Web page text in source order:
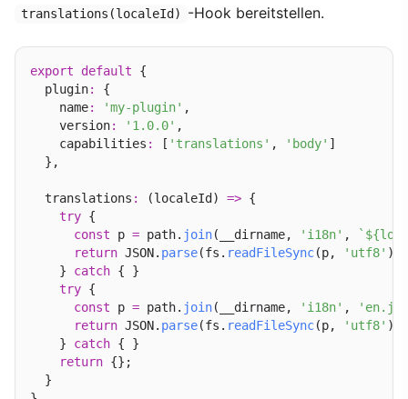
translations(localeId) -Hook bereitstellen.
export default {
  plugin
:
{
    name
: 'my-plugin' ,
    version
: '1.0.0' ,
    capabilities
: [ 'translations' , 'body' ]
  },
  translations
: (localeId) => {
try {
const p = path. join(__dirname, 'i18n' ,
return JSON. parse(fs. readFileSync(p, 'utf8' ));
    }
catch { }
try {
const p = path. join(__dirname, 'i18n' ,
return JSON. parse(fs. readFileSync(p, 'utf8' ));
    }
catch { }
return {};
  }